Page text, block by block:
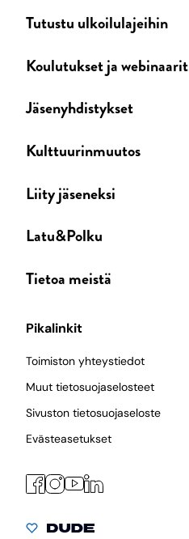
Tutustu ulkoilulajeihin
Koulutukset ja webinaarit
Jäsenyhdistykset
Kulttuurinmuutos
Liity jäseneksi
Latu&Polku
Tietoa meistä
Pikalinkit
Toimiston yhteystiedot
Muut tietosuojaselosteet
Sivuston tietosuojaseloste
Evästeasetukset
Facebook
Instagram
YouTube
LinkedIn